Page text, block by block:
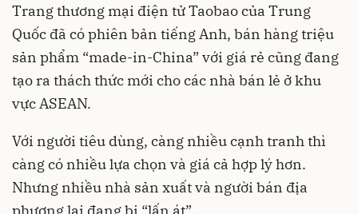
Trang thương mại điện tử Taobao của Trung
Quốc đã có phiên bản tiếng Anh, bán hàng triệu
sản phẩm “made-in-China” với giá rẻ cũng đang
tạo ra thách thức mới cho các nhà bán lẻ ở khu
vực ASEAN.
Với người tiêu dùng, càng nhiều cạnh tranh thì
càng có nhiều lựa chọn và giá cả hợp lý hơn.
Nhưng nhiều nhà sản xuất và người bán địa